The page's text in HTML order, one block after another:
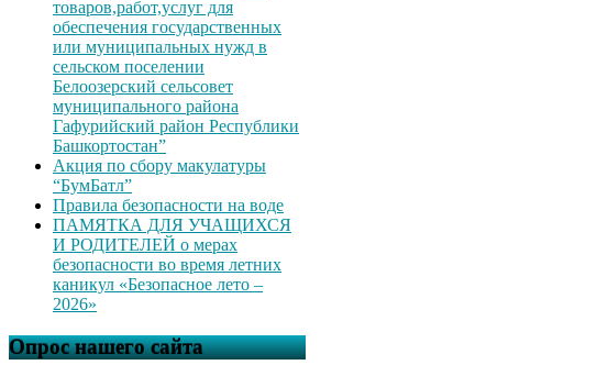
товаров,работ,услуг для
обеспечения государственных
или муниципальных нужд в
сельском поселении
Белоозерский сельсовет
муниципального района
Гафурийский район Республики
Башкортостан”
Акция по сбору макулатуры
“БумБатл”
Правила безопасности на воде
ПАМЯТКА ДЛЯ УЧАЩИХСЯ
И РОДИТЕЛЕЙ о мерах
безопасности во время летних
каникул «Безопасное лето –
2026»
Опрос нашего сайта